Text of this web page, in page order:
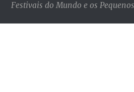
Festivais do Mundo e os